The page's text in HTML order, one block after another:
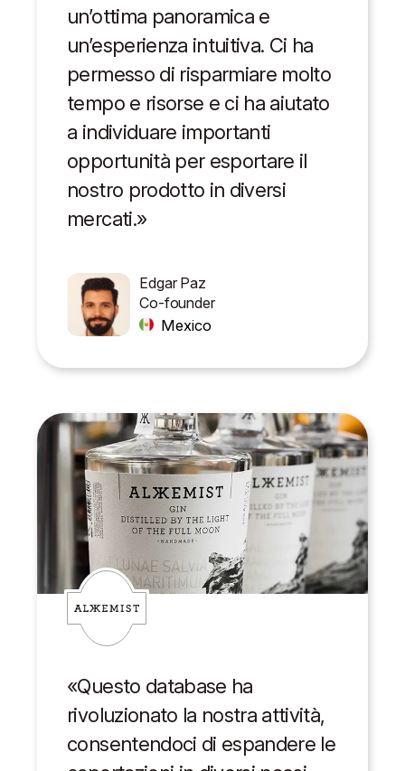
un’ottima panoramica e
un’esperienza intuitiva. Ci ha
permesso di risparmiare molto
tempo e risorse e ci ha aiutato
a individuare importanti
opportunità per esportare il
nostro prodotto in diversi
mercati.»
Edgar Paz
Co-founder
Mexico
«Questo database ha
rivoluzionato la nostra attività,
consentendoci di espandere le